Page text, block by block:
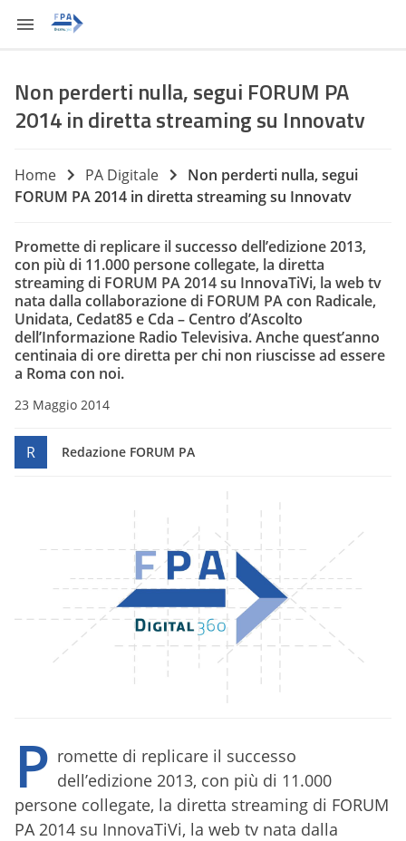
Non perderti nulla, segui FORUM PA
2014 in diretta streaming su Innovatv
Home PA Digitale
Non perderti nulla, segui
FORUM PA 2014 in diretta streaming su Innovatv
Promette di replicare il successo dell’edizione 2013,
con più di 11.000 persone collegate, la diretta
streaming di FORUM PA 2014 su InnovaTiVi, la web tv
nata dalla collaborazione di FORUM PA con Radicale,
Unidata, Cedat85 e Cda – Centro d’Ascolto
dell’Informazione Radio Televisiva. Anche quest’anno
centinaia di ore diretta per chi non riuscisse ad essere
a Roma con noi.
23 Maggio 2014
R Redazione FORUM PA
P romette di replicare il successo
dell’edizione 2013, con più di 11.000
persone collegate, la diretta streaming di FORUM
PA 2014 su InnovaTiVi, la web tv nata dalla